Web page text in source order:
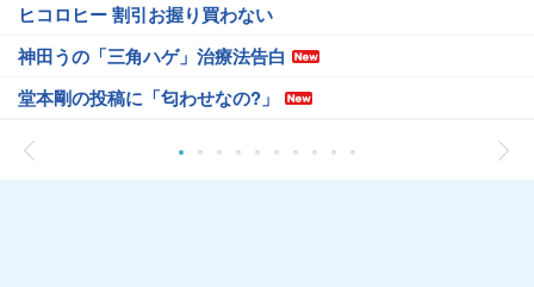
ヒコロヒー 割引お握り買わない
神田うの「三角ハゲ」治療法告白
堂本剛の投稿に「匂わせなの?」